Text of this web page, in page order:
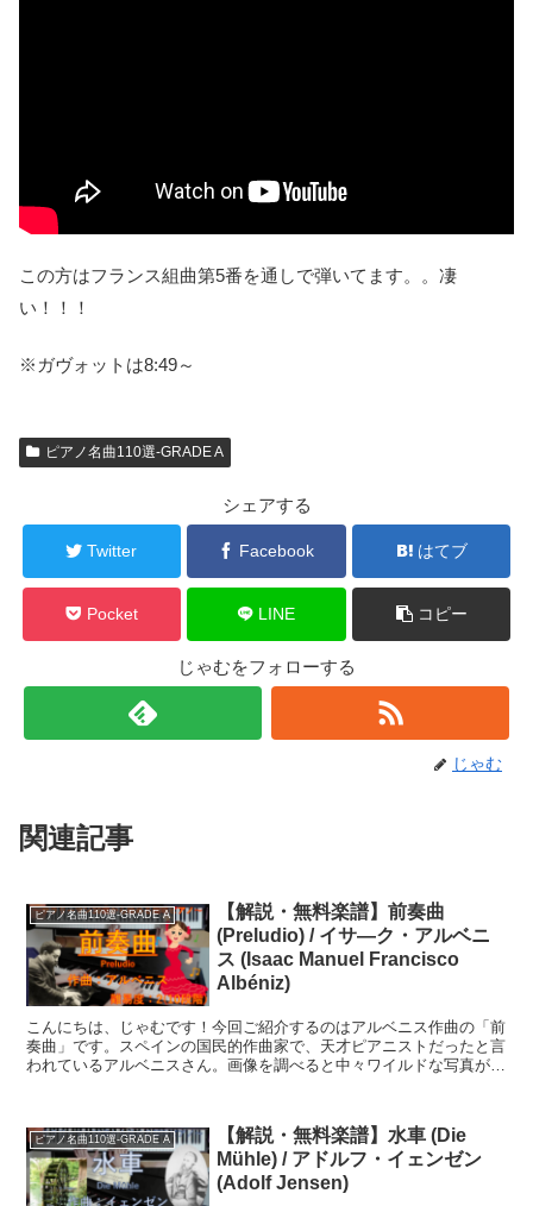
この方はフランス組曲第5番を通しで弾いてます。。凄
い！！！
※ガヴォットは8:49～
ピアノ名曲110選-GRADE A
シェアする
Twitter Facebook はてブ
Pocket LINE コピー
じゃむをフォローする
じゃむ
関連記事
ピアノ名曲110選-GRADE A
【解説・無料楽譜】前奏曲
(Preludio) / イサ―ク・アルベニ
ス (Isaac Manuel Francisco
Albéniz)
こんにちは、じゃむです！今回ご紹介するのはアルベニス作曲の「前
奏曲」です。スペインの国民的作曲家で、天才ピアニストだったと言
われているアルベニスさん。画像を調べると中々ワイルドな写真が出
ピアノ名曲110選-GRADE A
【解説・無料楽譜】水車 (Die
Mühle) / アドルフ・イェンゼン
(Adolf Jensen)